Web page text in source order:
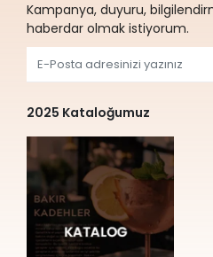
Kampanya, duyuru,
haberdar olmak istiyorum.
2025 Kataloğumuz